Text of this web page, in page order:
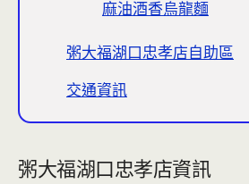
麻油酒香烏龍麵
粥大福湖口忠孝店自助區
交通資訊
粥大福湖口忠孝店資訊